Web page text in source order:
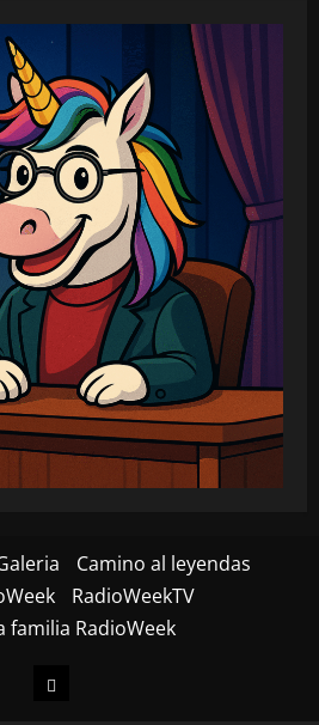
Camino al leyendas
RadioWeekTV
familia RadioWeek
Inicio